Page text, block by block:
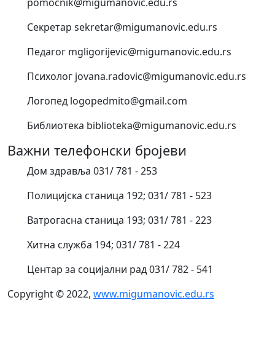
Секретар sekretar@migumanovic.edu.rs
Педагог mgligorijevic@migumanovic.edu.rs
Психолог jovana.radovic@migumanovic.edu.rs
Логопед logopedmito@gmail.com
Библиотека biblioteka@migumanovic.edu.rs
Важни телефонски бројеви
Дом здравља 031/ 781 - 253
Полицијска станица 192; 031/ 781 - 523
Ватрогасна станица 193; 031/ 781 - 223
Хитна служба 194; 031/ 781 - 224
Центар за социјални рад 031/ 782 - 541
Copyright © 2022, www.migumanovic.edu.rs